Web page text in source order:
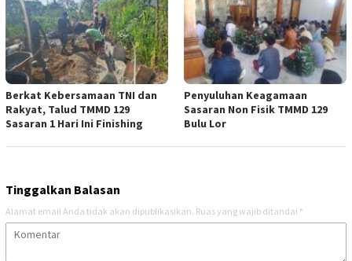
Berkat Kebersamaan TNI dan
Rakyat, Talud TMMD 129
Sasaran 1 Hari Ini Finishing
Penyuluhan Keagamaan
Sasaran Non Fisik TMMD 129
Bulu Lor
Tinggalkan Balasan
Alamat email Anda tidak akan dipublikasikan. Ruas yang wajib ditandai *